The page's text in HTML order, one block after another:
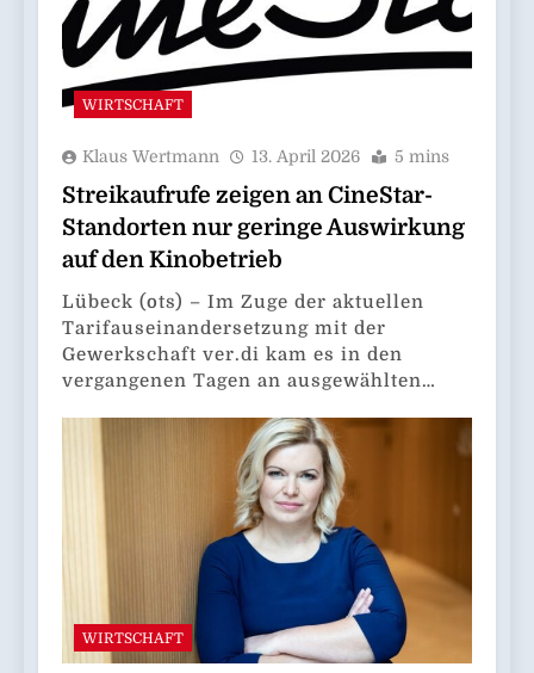
WIRTSCHAFT
Klaus Wertmann 13. April 2026 5 mins
Streikaufrufe zeigen an CineStar-
Standorten nur geringe Auswirkung
auf den Kinobetrieb
Lübeck (ots) – Im Zuge der aktuellen
Tarifauseinandersetzung mit der
Gewerkschaft ver.di kam es in den
vergangenen Tagen an ausgewählten…
WIRTSCHAFT